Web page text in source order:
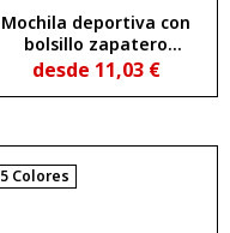
Mochila deportiva con
bolsillo zapatero
COLUMBA
desde 11,03 €
5 Colores